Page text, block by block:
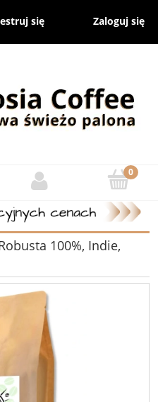
się Zaloguj się
100%, Indie,